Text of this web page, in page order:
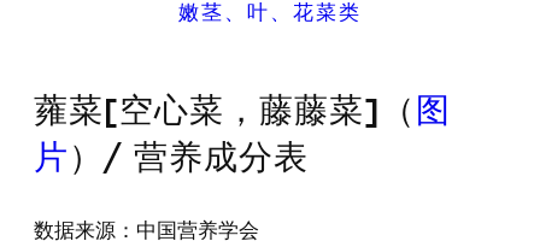
嫩茎、叶、花菜类
蕹菜[空心菜，藤藤菜]（ 图
片 ）/ 营养成分表
数据来源：中国营养学会